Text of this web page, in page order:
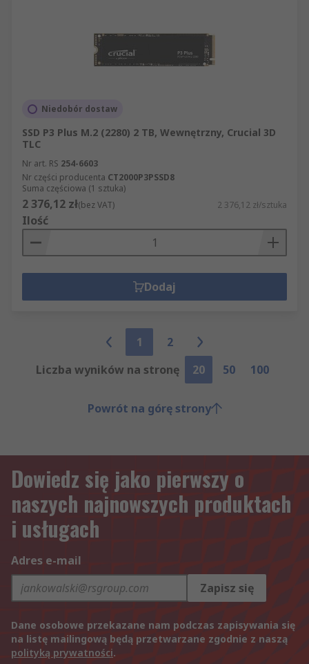
Niedobór dostaw
SSD P3 Plus M.2 (2280) 2 TB, Wewnętrzny, Crucial 3D
TLC
Nr art. RS 254-6603
Nr części producenta CT2000P3PSSD8
Suma częściowa (1 sztuka)
2 376,12 zł(bez VAT) 2 376,12 zł/sztuka
Ilość
Dodaj
1
2
Liczba wyników na stronę
20 50 100
Powrót na górę strony
Dowiedz się jako pierwszy o
naszych najnowszych produktach
i usługach
Adres e-mail
Zapisz się
Dane osobowe przekazane nam podczas zapisywania się
na listę mailingową będą przetwarzane zgodnie z naszą
polityką prywatności.